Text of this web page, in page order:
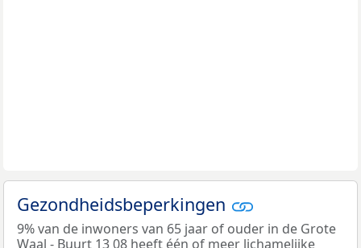
Gezondheidsbeperkingen
9% van de inwoners van 65 jaar of ouder in de Grote
Waal - Buurt 13 08 heeft één of meer lichamelijke